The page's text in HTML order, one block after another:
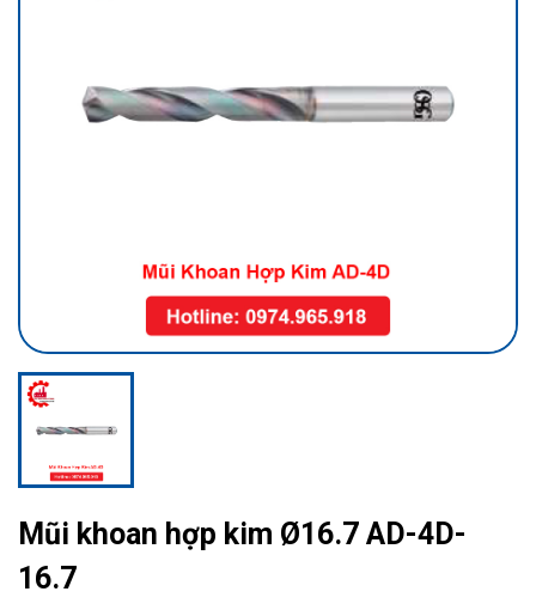
Mũi khoan hợp kim Ø16.7 AD-4D-
16.7